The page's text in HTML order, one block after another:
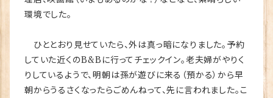
環境でした。
ひととおり見せていたら、外は真っ暗になりました。予約
していた近くのB&Bに行ってチェックイン。老夫婦がやりく
りしているようで、明朝は孫が遊びに来る（預かる）から早
朝からうるさくなったらごめんねって、先に言われました。こ